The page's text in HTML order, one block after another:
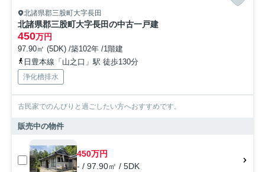
北諸県郡三股町大字長田
北諸県郡三股町大字長田の中古一戸建
450万円
97.90㎡ (5DK) /築102年 /1階建
日豊本線「山之口」駅 徒歩130分
浄化槽排水
古民家でのんびりと過ごしたい方へおすすめです。
販売中の物件
450万円
- / 97.90㎡ / 5DK